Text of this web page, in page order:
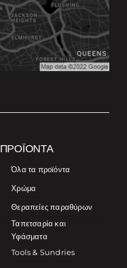
ΠΡΟΪΌΝΤΑ
Όλα τα προϊόντα
Χρώμα
Θεραπείες παραθύρων
Ταπετσαρία και
Υφάσματα
Tools & Sundries